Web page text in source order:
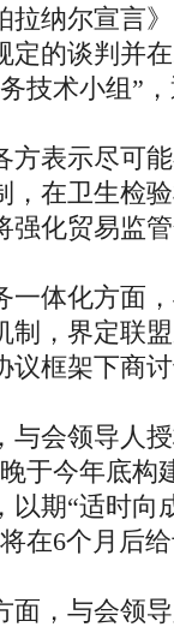
纳尔宣言》
的谈判并
技术小组”
表示尽可能
，在卫生检
强化贸易监
体化方面，
制，界定联
议框架下商
会领导人授
于今年底构
以期“适时向
在6个月后
，与会领导